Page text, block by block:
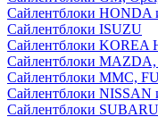
Сайлентблоки HONDA
Сайлентблоки ISUZU
Сайлентблоки KOREA
Сайлентблоки
Сайлентблоки MMC,
Сайлентблоки NISSAN
Сайлентблоки SUBARU